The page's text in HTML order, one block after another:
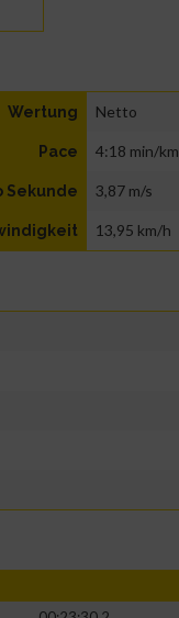
Wertung Netto
Pace 4:18 min/km
Sekunde 3,87 m/s
13,95 km/h